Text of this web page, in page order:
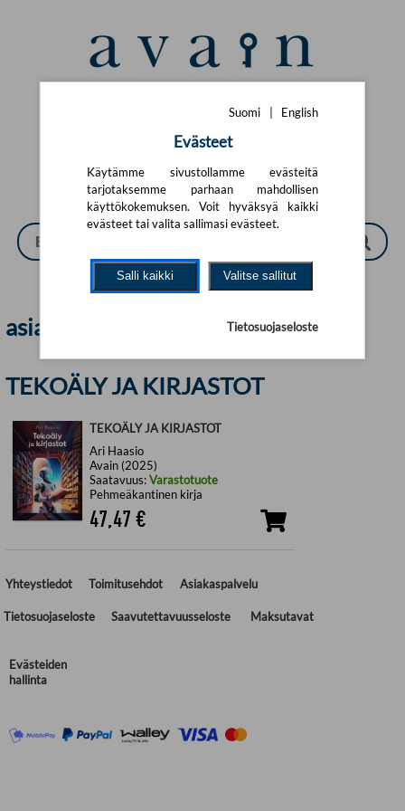
English
asiakaspalvelu | Avain
TEKOÄLY JA KIRJASTOT
TEKOÄLY JA KIRJASTOT
Ari Haasio
Avain (2025)
Saatavuus:Varastotuote
Pehmeäkantinen kirja
47,47 €
Yhteystiedot Toimitusehdot Asiakaspalvelu
Tietosuojaseloste Saavutettavuusseloste Maksutavat
Evästeiden
hallinta
Suomi English
Evästeet
Käytämme sivustollamme evästeitä
tarjotaksemme parhaan mahdollisen
käyttökokemuksen. Voit hyväksyä kaikki
evästeet tai valita sallimasi evästeet.
Salli kaikki Valitse sallitut
Tietosuojaseloste